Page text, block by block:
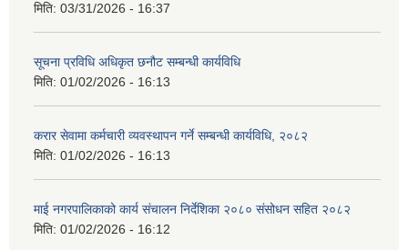
मिति: 03/31/2026 - 16:37
सूचना प्रविधि अधिकृत छनौट सम्बन्धी कार्यविधि
मिति: 01/02/2026 - 16:13
करार सेवामा कर्मचारी व्यवस्थापन गर्ने सम्बन्धी कार्यविधि, २०८२
मिति: 01/02/2026 - 16:13
माई नगरपालिकाको कार्य संचालन निर्देशिका २०८० संसोधन सहित २०८२
मिति: 01/02/2026 - 16:12